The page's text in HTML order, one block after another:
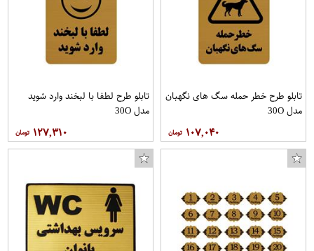
تابلو طرح خطر حمله سگ های نگهبان
مدل 30O
۱۰۷,۰۴۰
تابلو طرح لطفا با لبخند وارد شوید
مدل 30O
۱۲۷,۳۱۰